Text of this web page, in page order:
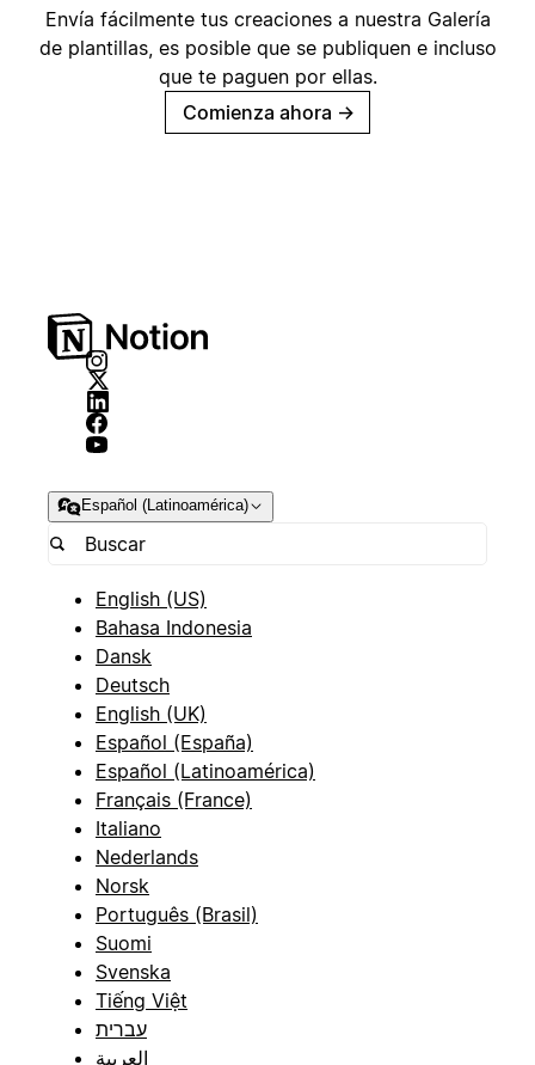
Envía fácilmente tus creaciones a nuestra Galería
de plantillas, es posible que se publiquen e incluso
que te paguen por ellas.
Comienza ahora →
Español (Latinoamérica)
English (US)
Bahasa Indonesia
Dansk
Deutsch
English (UK)
Español (España)
Español (Latinoamérica)
Français (France)
Italiano
Nederlands
Norsk
Português (Brasil)
Suomi
Svenska
Tiếng Việt
עברית
العربية